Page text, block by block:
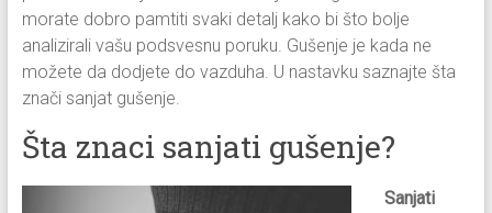
morate dobro pamtiti svaki detalj kako bi što bolje
analizirali vašu podsvesnu poruku. Gušenje je kada ne
možete da dodjete do vazduha. U nastavku saznajte šta
znači sanjat gušenje.
Šta znaci sanjati gušenje?
Sanjati